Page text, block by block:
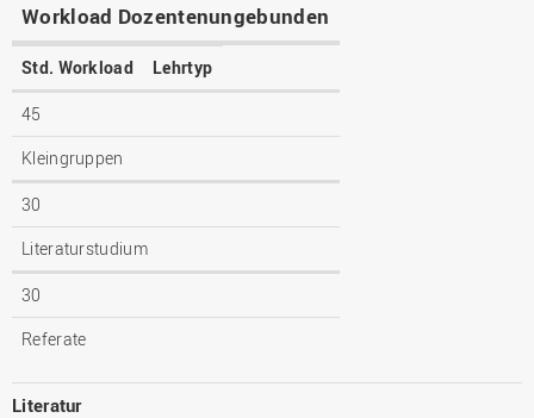
Workload Dozentenungebunden
Std. Workload Lehrtyp
45
Kleingruppen
30
Literaturstudium
30
Referate
Literatur